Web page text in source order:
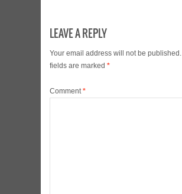
LEAVE A REPLY
Your email address will not be published.
fields are marked *
Comment*